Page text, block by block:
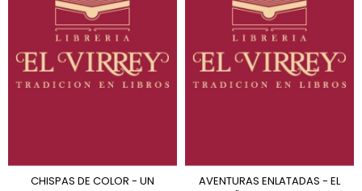
CHISPAS DE COLOR - UN
AVENTURAS ENLATADAS - EL